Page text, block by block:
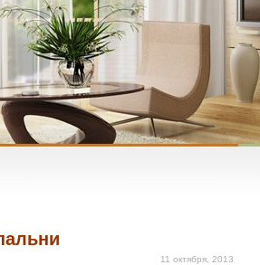
11 октября, 2013